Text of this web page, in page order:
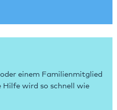
einem Familienmitglied
Hilfe wird so schnell wie